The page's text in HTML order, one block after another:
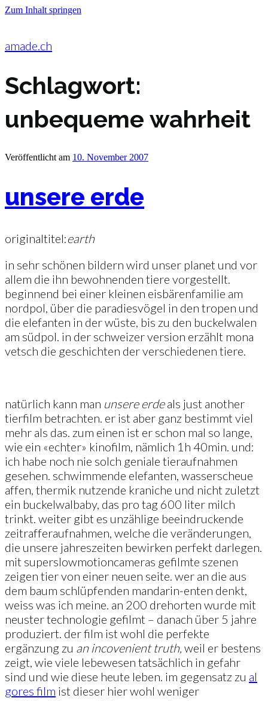
Zum Inhalt springen
amade.ch
Schlagwort:
unbequeme wahrheit
Veröffentlicht am 10. November 2007
unsere erde
originaltitel:earth
in sehr schönen bildern wird unser planet und vor
allem die ihn bewohnenden tiere vorgestellt.
beginnend bei einer kleinen eisbärenfamilie am
nordpol, über die paradiesvögel in den tropen und
die elefanten in der wüste, bis zu den buckelwalen
am südpol. in der schweizer version erzählt mona
vetsch die geschichten der verschiedenen tiere.
natürlich kann man unsere erdeals just another
tierfilm betrachten. er ist aber ganz bestimmt viel
mehr als das. zum einen ist er schon mal so lange,
wie ein «echter» kinofilm, nämlich 1h 40min. und:
ich habe noch nie solch geniale tieraufnahmen
gesehen. schwimmende elefanten, wasserscheue
affen, thermik nutzende kraniche und nicht zuletzt
ein buckelwalbaby, das pro tag 600 liter milch
trinkt. weiter gibt es unzählige beeindruckende
zeitrafferaufnahmen, welche die veränderungen,
die unsere jahreszeiten bewirken perfekt darlegen.
mit superslowmotioncameras gefilmte szenen
zeigen tier von einer neuen seite. wer an die aus
dem baum schlüpfenden mandarin-enten denkt,
weiss was ich meine. an 200 drehorten wurde mit
neuster technologie gefilmt – danach über 5 jahre
produziert. der film ist wohl die perfekte
ergänzung zu an incovenient truth, weil er bestens
zeigt, wie viele lebewesen tatsächlich in gefahr
sind und wie diese heute leben. im gegensatz zu al
gores film ist dieser hier wohl weniger